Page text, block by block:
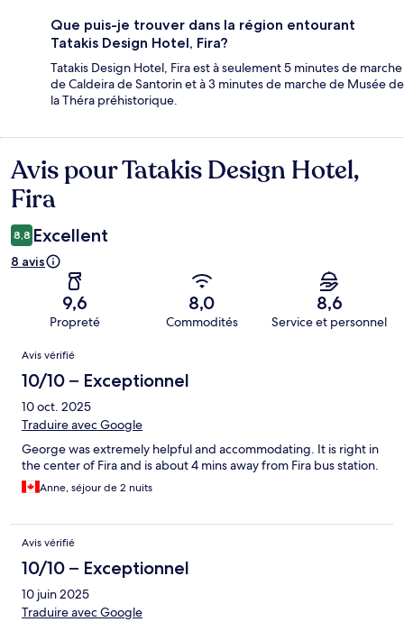
Que puis-je trouver dans la région entourant
Tatakis Design Hotel, Fira?
Tatakis Design Hotel, Fira est à seulement 5 minutes de marche
de Caldeira de Santorin et à 3 minutes de marche de Musée de
la Théra préhistorique.
Avis
Avis pour Tatakis Design Hotel,
Fira
8,8 Excellent
8 avis
9,6
Propreté
8,0
Commodités
8,6
Service et personnel
Avis
Avis vérifié
10/10 – Exceptionnel
10 oct. 2025
Traduire avec Google
George was extremely helpful and accommodating. It is right in
the center of Fira and is about 4 mins away from Fira bus station.
Anne, séjour de 2 nuits
Avis vérifié
10/10 – Exceptionnel
10 juin 2025
Traduire avec Google